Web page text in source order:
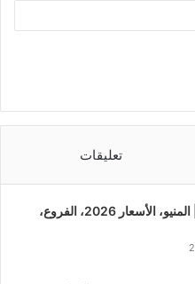
تعليقات
بيت المكرونة | المنيو، الأسعار 2026، الفروع،